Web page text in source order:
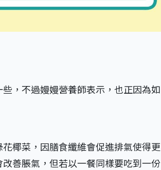
，不過嫚嫚營養師表示，也正因為如
椰菜，因膳食纖維會促進排氣使得更
善脹氣，但若以一餐同樣要吃到一份